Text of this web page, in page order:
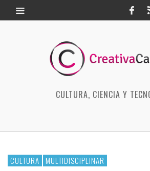
CULTURA, CIENCIA Y
CULTURA MULTIDISCIPLINAR